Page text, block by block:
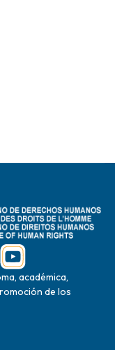
académica,
de los